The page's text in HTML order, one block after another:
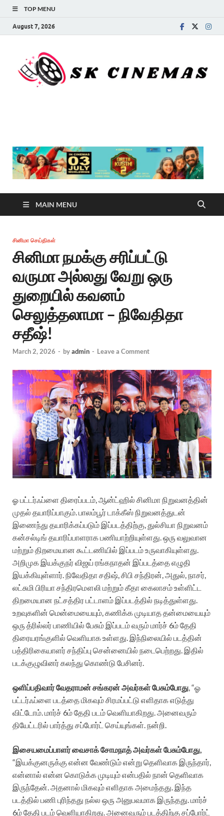
TOP MENU
August 7, 2026
MAIN MENU
சினிமா செய்திகள்
சினிமா நமக்கு சரிப்பட்டு
வருமா அல்லது வேறு ஒரு
துறையில் கவனம்
செலுத்தலாமா – நிவேதிதா
சதீஷ்!
March 2, 2026 - byadmin - Leave a Comment
ஓ பட்டர்ஃப்ளை திரைப்படம், ஆன்ட்ஹில் சினிமா நிறுவனத்தின்
முதல் தயாரிப்பாகும். பாலம்பூர் டாக்கீஸ் நிறுவனத்துடன்
இணைந்து தயாரிக்கப்படும் இப்படத்திற்கு, துல்சியா நிறுவனம்
கன்சல்டிங் தயாரிப்பாளராக பணியாற்றியுள்ளது. ஒரு வலுவான
மற்றும் திறமையான கூட்டணியில் இப்படம் உருவாகியுள்ளது.
அறிமுக இயக்குநர் விஜய் ரங்கநாதன் இப்படத்தை எழுதி
இயக்கியுள்ளார். நிவேதிதா சதிஷ், சிபி சந்திரன், அதுல், நாசர்,
லட்சுமி பிரியா சந்திரமௌலி மற்றும் கீதா கைலாசம் உள்ளிட்ட
திறமையான நட்சத்திர பட்டாளம் இப்படத்தில் நடித்துள்ளது.
உறவுகளின் மென்மையையும், கணிக்க முடியாத தன்மையையும்
ஒரு த்ரில்லர் பாணியில் பேசும் இப்படம் வரும் மார்ச் 6ம் தேதி
திரையரங்குளில் வெளியாக உள்ளது. இந்நிலையில் படத்தின்
பத்திரிகையாளர் சந்திப்பு சென்னையில் நடைபெற்றது. இதில்
படக்குழுவினர் கலந்து கொண்டு பேசினர்.
ஒளிப்பதிவார் வேதராமன் சங்கரன் அவர்கள் பேசும்போது, “ஓ
பட்டர்ஃப்ளை படத்தை மிகவும் சிரமப்பட்டு எளிதாக எடுத்து
விட்டோம். மார்ச் 6ம் தேதி படம் வெளியாகிறது. அனைவரும்
தியேட்டரில் பார்த்து சப்போர்ட் செய்யுங்கள். நன்றி.
இசையமைப்பாளர் வைசாக் சோமநாத் அவர்கள் பேசும்போது,
“இயக்குனருக்கு என்ன வேண்டும் என்று தெளிவாக இருந்தார்,
என்னால் என்ன கொடுக்க முடியும் என்பதில் நான் தெளிவாக
இருந்தேன். அதனால் மிகவும் எளிதாக அமைந்தது. இந்த
படத்தில் பணி புரிந்தது நல்ல ஒரு அனுபவமாக இருந்தது. மார்ச்
6ம் தேதி படம் வெளியாகிறது. அனைவரும் படத்திற்கு சப்போர்ட்